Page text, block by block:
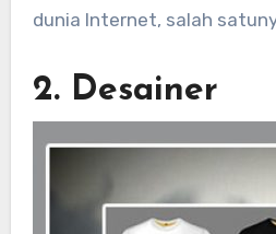
dunia Internet, salah
2. Desainer